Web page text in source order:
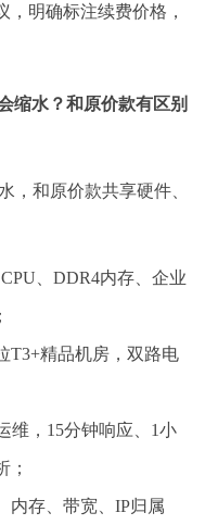
明确标注续费价格，
缩水？和原价款有区别
，和原价款共享硬件、
、DDR4内存、企业
T3+精品机房，双路电
维，15分钟响应、1小
；
内存、带宽、IP归属